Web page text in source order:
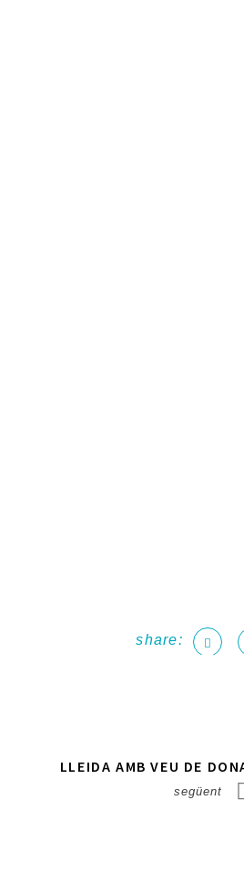
share:
LLEIDA AMB VEU DE
següent